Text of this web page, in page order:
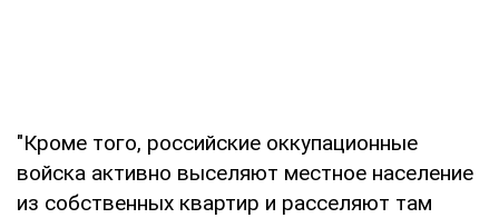
"Кроме того, российские оккупационные
войска активно выселяют местное население
из собственных квартир и расселяют там